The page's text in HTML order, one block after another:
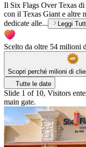
Il Six Flags Over Texas
con il Texas Giant e altre
dedicate alle...
Leggi
Scelto da oltre 54 milioni
Scopri perché milioni di
Tutte le date
Slide 1 of 10, Visitors
main gate.